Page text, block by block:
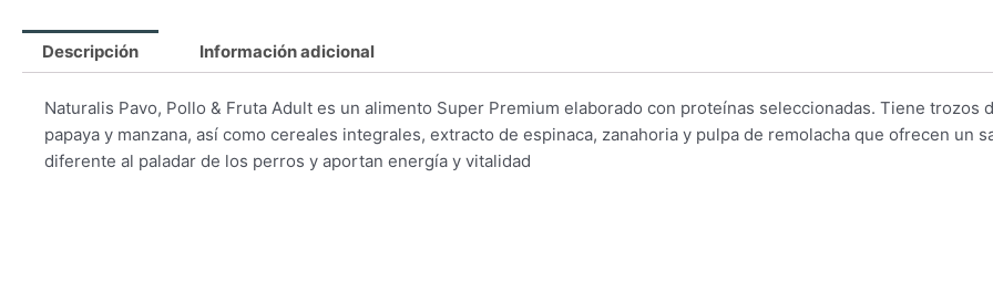
Descripción Información adicional
Naturalis Pavo, Pollo & Fruta Adult es un alimento Super Premium elaborado con proteínas seleccionadas. Tiene trozos
papaya y manzana, así como cereales integrales, extracto de espinaca, zanahoria y pulpa de remolacha que ofrecen un
diferente al paladar de los perros y aportan energía y vitalidad